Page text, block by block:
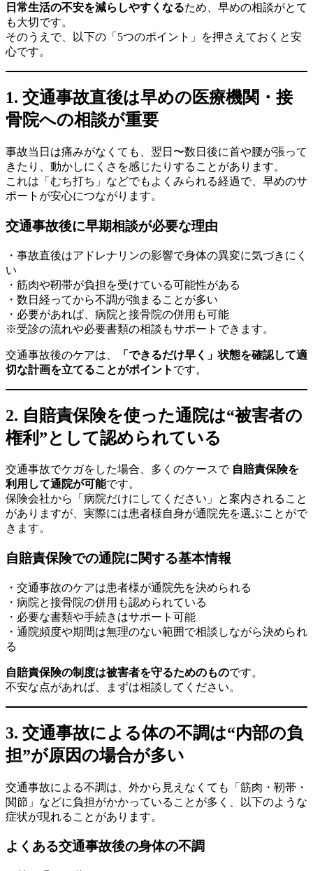
日常生活の不安を減らしやすくなるため、早めの相談がとて
も大切です。
そのうえで、以下の「5つのポイント」を押さえておくと安
心です。
1. 交通事故直後は早めの医療機関・接
骨院への相談が重要
事故当日は痛みがなくても、翌日〜数日後に首や腰が張って
きたり、動かしにくさを感じたりすることがあります。
これは「むち打ち」などでもよくみられる経過で、早めのサ
ポートが安心につながります。
交通事故後に早期相談が必要な理由
・事故直後はアドレナリンの影響で身体の異変に気づきにく
い
・筋肉や靭帯が負担を受けている可能性がある
・数日経ってから不調が強まることが多い
・必要があれば、病院と接骨院の併用も可能
※受診の流れや必要書類の相談もサポートできます。
交通事故後のケアは、
「できるだけ早く」状態を確認して適
切な計画を立てることがポイント です。
2. 自賠責保険を使った通院は“被害者の
権利”として認められている
交通事故でケガをした場合、多くのケースで 自賠責保険を
利用して通院が可能です。
保険会社から「病院だけにしてください」と案内されること
がありますが、実際には患者様自身が通院先を選ぶことがで
きます。
自賠責保険での通院に関する基本情報
・交通事故のケアは患者様が通院先を決められる
・病院と接骨院の併用も認められている
・必要な書類や手続きはサポート可能
・通院頻度や期間は無理のない範囲で相談しながら決められ
る
自賠責保険の制度は被害者を守るためのものです。
不安な点があれば、まずは相談してください。
3. 交通事故による体の不調は“内部の負
担”が原因の場合が多い
交通事故による不調は、外から見えなくても「筋肉・靭帯・
関節」などに負担がかかっていることが多く、以下のような
症状が現れることがあります。
よくある交通事故後の身体の不調